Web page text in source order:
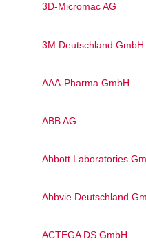
3D-Micromac AG
3M Deutschland GmbH
AAA-Pharma GmbH
ABB AG
Abbott Laboratories
Abbvie Deutschland
ACTEGA DS GmbH